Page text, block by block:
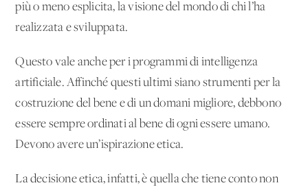
più o meno esplicita, la visione del mondo di chi l’ha
realizzata e sviluppata.
Questo vale anche per i programmi di intelligenza
artificiale. Affinché questi ultimi siano strumenti per la
costruzione del bene e di un domani migliore, debbono
essere sempre ordinati al bene di ogni essere umano.
Devono avere un’ispirazione etica.
La decisione etica, infatti, è quella che tiene conto non